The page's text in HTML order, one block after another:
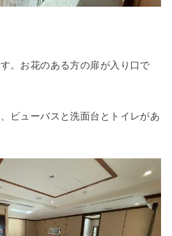
。お花のある方の扉が入り口で
ビューバスと洗面台とトイレがあ